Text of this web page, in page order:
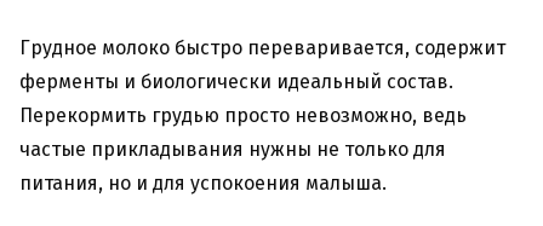
Грудное молоко быстро переваривается, содержит
ферменты и биологически идеальный состав.
Перекормить грудью просто невозможно, ведь
частые прикладывания нужны не только для
питания, но и для успокоения малыша.